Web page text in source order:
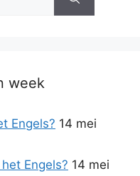
week
Engels? 14 mei
Engels? 14 mei